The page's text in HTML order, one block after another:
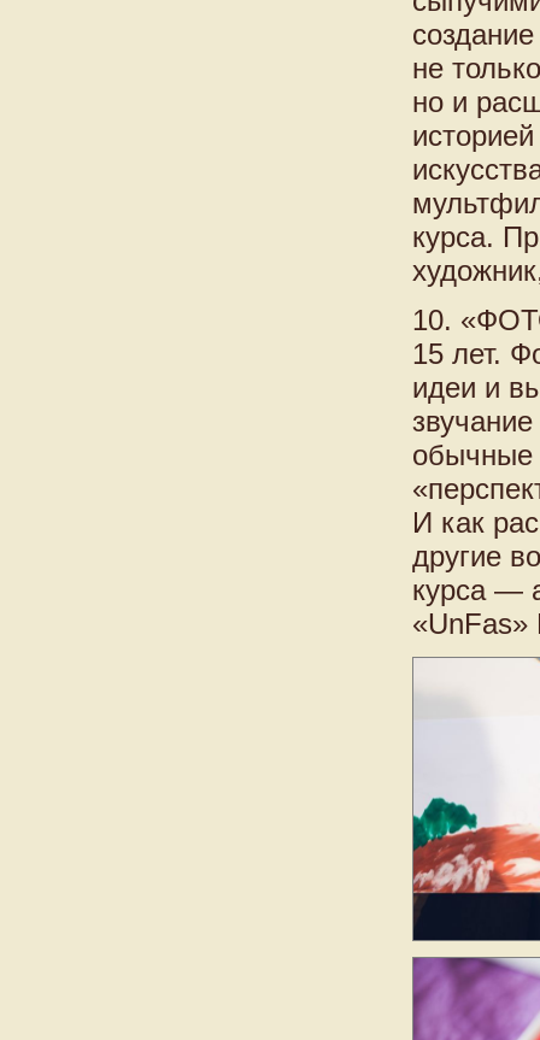
не
но и
курса.
10.
15 лет.
идеи и
обычные
И как
другие
курса —